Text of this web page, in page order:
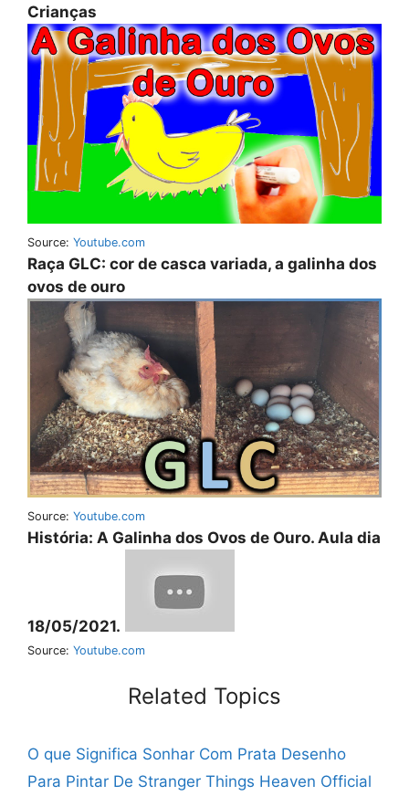
Crianças
Source: Youtube.com
Raça GLC: cor de casca variada, a galinha dos
ovos de ouro
Source: Youtube.com
História: A Galinha dos Ovos de Ouro. Aula dia
18/05/2021.
Source: Youtube.com
Related Topics
O que Significa Sonhar Com Prata Desenho
Para Pintar De Stranger Things Heaven Official